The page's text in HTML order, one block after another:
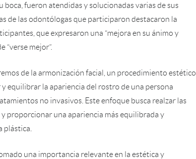
boca, fueron atendidas y solucionadas varias de sus
de las odontólogas que participaron destacaron la
que expresaron una “mejora en su ánimo y
“verse mejor”.
de la armonización facial, un procedimiento estético
equilibrar la apariencia del rostro de una persona
no invasivos. Este enfoque busca realzar las
proporcionar una apariencia más equilibrada y
plástica.
una importancia relevante en la estética y